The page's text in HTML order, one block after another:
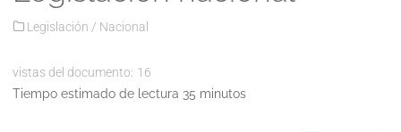
Legislación / Nacional
vistas del documento: 16
Tiempo estimado de lectura 35 minutos